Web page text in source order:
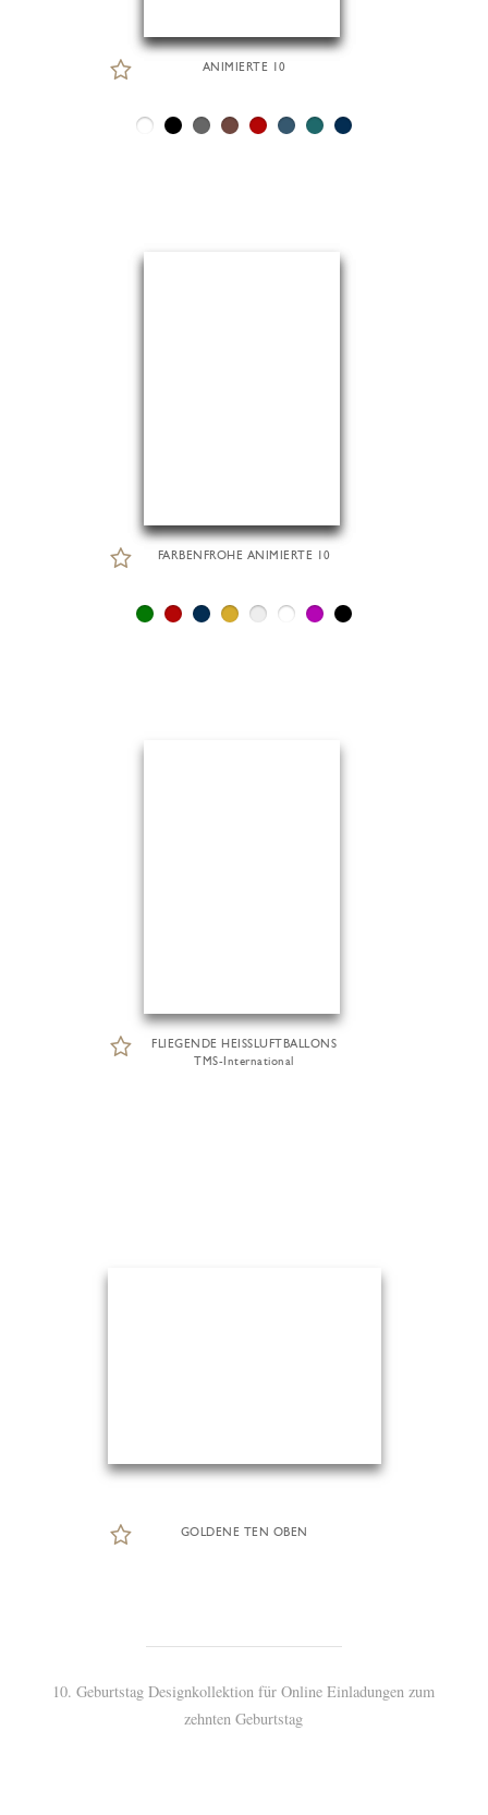
ANIMIERTE 10
FARBENFROHE ANIMIERTE 10
FLIEGENDE HEISSLUFTBALLONS
TMS-International
GOLDENE TEN OBEN
10. Geburtstag Designkollektion für Online Einladungen zum
zehnten Geburtstag